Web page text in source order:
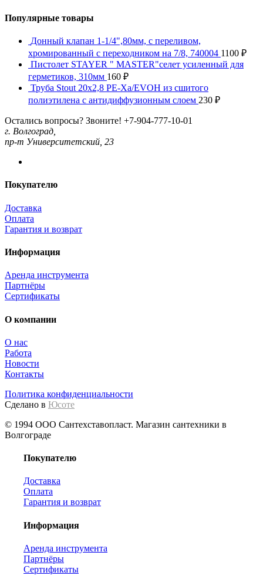
Популярные товары
Донный клапан 1-1/4",80мм, с переливом,
хромированный с переходником на 7/8, 740004 1100 ₽
Пистолет STAYER " MASTER"селет усиленный для
герметиков, 310мм 160 ₽
Труба Stout 20x2,8 PE-Xa/EVOH из сшитого
полиэтилена с антидиффузионным слоем 230 ₽
Остались вопросы? Звоните! +7-904-777-10-01
г. Волгоград,
пр-т Университетский, 23
Покупателю
Доставка
Оплата
Гарантия и возврат
Информация
Аренда инструмента
Партнёры
Сертификаты
О компании
О нас
Работа
Новости
Контакты
Политика конфиденциальности
Сделано в Юсоте
© 1994 ООО Сантехставопласт. Магазин сантехники в
Волгограде
Покупателю
Доставка
Оплата
Гарантия и возврат
Информация
Аренда инструмента
Партнёры
Сертификаты